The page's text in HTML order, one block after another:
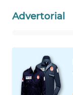
Advertorial
KONSUMEN
LISTRIK
WAHANA
TRAVEL